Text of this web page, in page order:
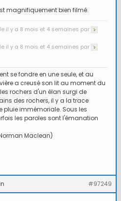
magnifiquement bien filmé.
il y a 8 mois et 4 semaines par
il y a 8 mois et 4 semaines par
se fondre en une seule, et au
a creusé son lit au moment du
rochers d'un élan surgi de
des rochers, il y a la trace
pluie immémoriale. Sous les
les paroles sont l'émanation
Maclean)
#97249